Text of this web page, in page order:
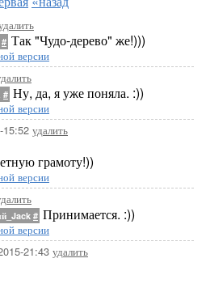
# Так "Чудо-дерево" же!)))
версии
# Ну, да, я уже поняла. :))
версии
15:52 удалить
грамоту!))
версии
# Принимается. :))
версии
21:43 удалить